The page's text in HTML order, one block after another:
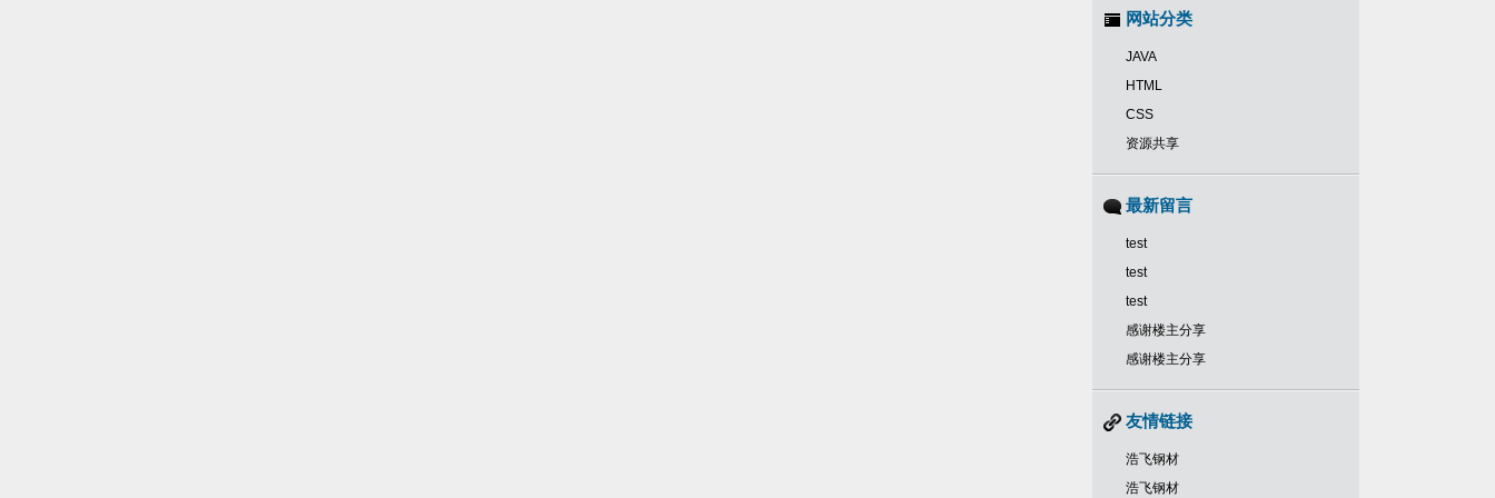
网站分类
JAVA
HTML
CSS
资源共享
最新留言
test
test
test
感谢楼主分享
感谢楼主分享
友情链接
浩飞钢材
浩飞钢材